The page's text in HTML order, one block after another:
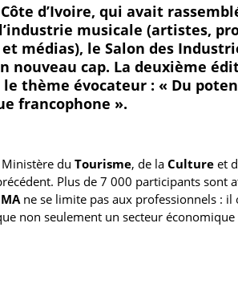
d’Ivoire, qui avait
musicale (artistes,
médias), le Salon des
nouveau cap. La deuxième
le thème évocateur : « Du
francophone ».
du Tourisme, de la Culture et
Plus de 7 000 participants sont
ne se limite pas aux professionnels :
non seulement un secteur